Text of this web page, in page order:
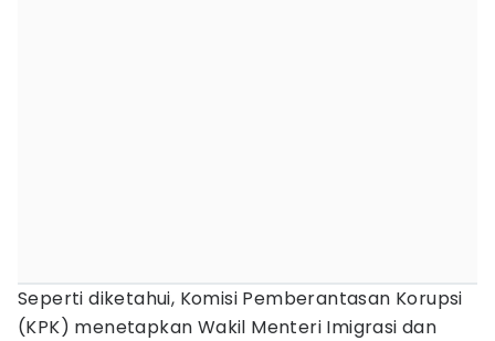
Seperti diketahui, Komisi Pemberantasan Korupsi
(KPK) menetapkan Wakil Menteri Imigrasi dan